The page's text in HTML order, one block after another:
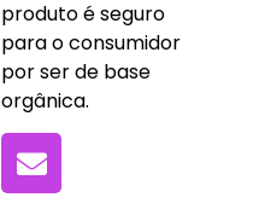
produto é seguro
para o consumidor
por ser de base
orgânica.